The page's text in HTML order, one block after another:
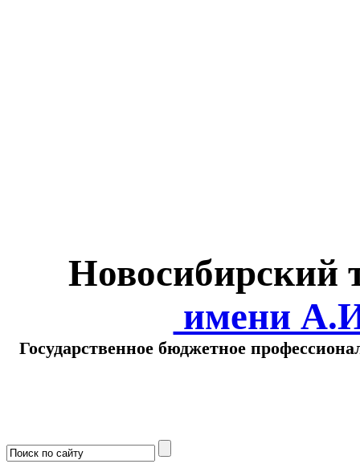
Новосибирский
имени
Государственное бюджетное